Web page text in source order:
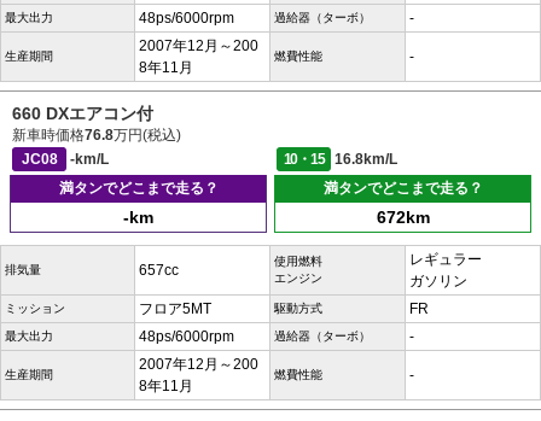
最大出力 48ps/6000rpm 過給器（ターボ） -
生産期間
2007年12月～200
8年11月
燃費性能 -
660 DXエアコン付
新車時価格76.8万円(税込)
JC08
-km/L 10・15
16.8km/L
満タンでどこまで走る？
-km
満タンでどこまで走る？
672km
排気量 657cc
使用燃料
エンジン
レギュラー
ガソリン
ミッション フロア5MT 駆動方式 FR
最大出力 48ps/6000rpm 過給器（ターボ） -
生産期間
2007年12月～200
8年11月
燃費性能 -